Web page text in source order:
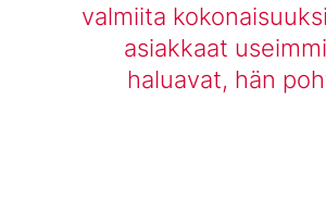
valmiita
asiakkaat
haluavat, hän